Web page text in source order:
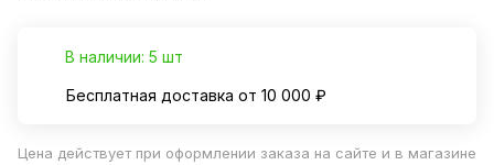
В наличии: 5 шт
Бесплатная доставка от 10 000 ₽
Цена действует при оформлении заказа на сайте и в магазине